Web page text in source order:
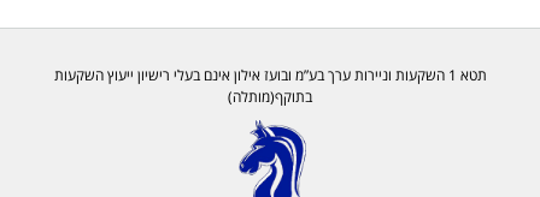
תטא 1 השקעות וניירות ערך בע”מ ובועז אילון אינם בעלי רישיון ייעוץ השקעות
בתוקף(מותלה)